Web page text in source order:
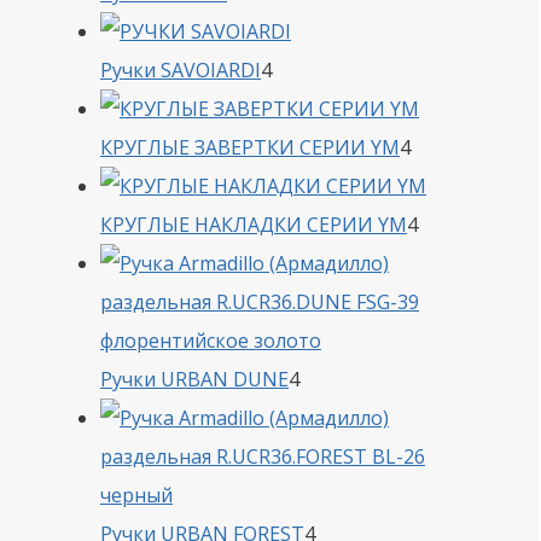
товара
Ручки SAVOIARDI44
товара
КРУГЛЫЕ ЗАВЕРТКИ СЕРИИ YM44
товара
КРУГЛЫЕ НАКЛАДКИ СЕРИИ YM44
Ручки URBAN DUNE44
товара
Ручки URBAN FOREST44